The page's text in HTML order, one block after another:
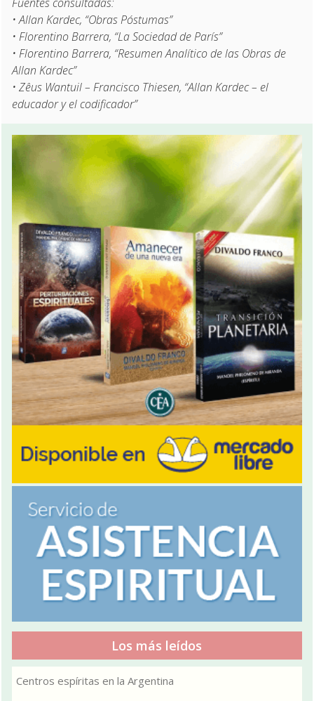
• Allan Kardec, “Obras Póstumas”
• Florentino Barrera, “La Sociedad de París”
• Florentino Barrera, “Resumen Analítico de las Obras de
Allan Kardec”
• Zêus Wantuil – Francisco Thiesen, “Allan Kardec – el
educador y el codificador”
Los más leídos
Centros espíritas en la Argentina